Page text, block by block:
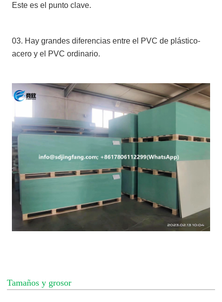
Este es el punto clave.
03. Hay grandes diferencias entre el PVC de plástico-
acero y el PVC ordinario.
Tamaños y grosor